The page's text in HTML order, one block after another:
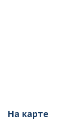
На карте